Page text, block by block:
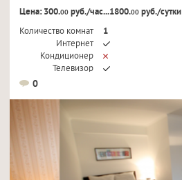
Цена: 300.00руб./час...1800.00руб./сутки
Количество комнат
1
Интернет
Кондиционер
Телевизор
0